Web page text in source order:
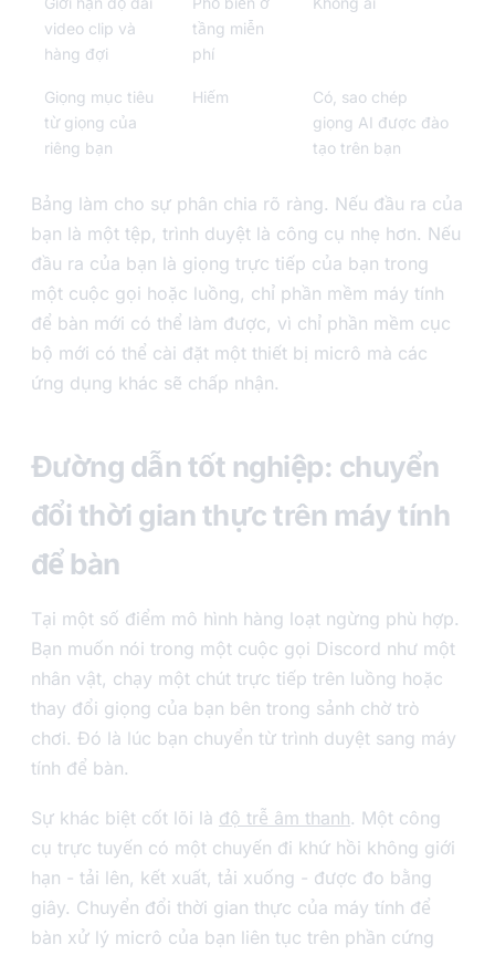
video clip và
hàng đợi
tầng miễn
phí
Giọng mục tiêu
từ giọng của
riêng bạn
Hiếm
Có, sao chép
giọng AI được đào
tạo trên bạn
Bảng làm cho sự phân chia rõ ràng. Nếu đầu ra của
bạn là một tệp, trình duyệt là công cụ nhẹ hơn. Nếu
đầu ra của bạn là giọng trực tiếp của bạn trong
một cuộc gọi hoặc luồng, chỉ phần mềm máy tính
để bàn mới có thể làm được, vì chỉ phần mềm cục
bộ mới có thể cài đặt một thiết bị micrô mà các
ứng dụng khác sẽ chấp nhận.
Đường dẫn tốt nghiệp: chuyển
đổi thời gian thực trên máy tính
để bàn
Tại một số điểm mô hình hàng loạt ngừng phù hợp.
Bạn muốn nói trong một cuộc gọi Discord như một
nhân vật, chạy một chút trực tiếp trên luồng hoặc
thay đổi giọng của bạn bên trong sảnh chờ trò
chơi. Đó là lúc bạn chuyển từ trình duyệt sang máy
tính để bàn.
Sự khác biệt cốt lõi là độ trễ âm thanh. Một công
cụ trực tuyến có một chuyến đi khứ hồi không giới
hạn - tải lên, kết xuất, tải xuống - được đo bằng
giây. Chuyển đổi thời gian thực của máy tính để
bàn xử lý micrô của bạn liên tục trên phần cứng